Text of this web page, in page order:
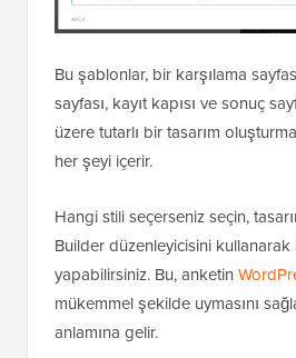
Bu şablonlar, bir karşılama
sayfası, kayıt kapısı ve sonuç
üzere tutarlı bir tasarım
her şeyi içerir.
Hangi stili seçerseniz seçin,
Builder düzenleyicisini kullanarak
yapabilirsiniz. Bu, anketin
mükemmel şekilde uymasını
anlamına gelir.